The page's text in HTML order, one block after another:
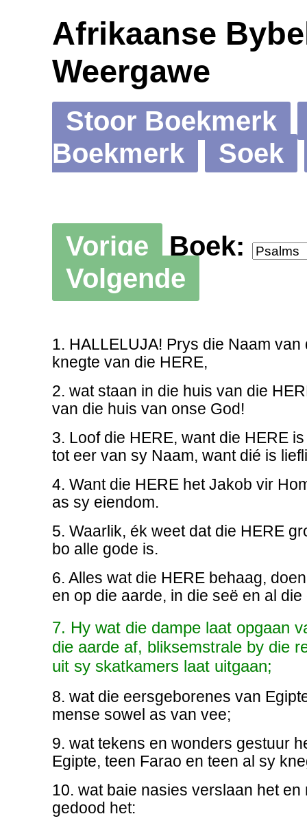
Afrikaanse
Weergawe
Stoor Boekmerk
Boekmerk
Soek
Vorige
Boek:
Volgende
1. HALLELUJA! Prys die Naam van
knegte van die HERE,
2. wat staan in die huis van die
van die huis van onse God!
3. Loof die HERE, want die HERE
tot eer van sy Naam, want dié is
4. Want die HERE het Jakob vir
as sy eiendom.
5. Waarlik, ék weet dat die HERE
bo alle gode is.
6. Alles wat die HERE behaag,
en op die aarde, in die seë en al die
7. Hy wat die dampe laat opgaan
die aarde af, bliksemstrale by die
uit sy skatkamers laat uitgaan;
8. wat die eersgeborenes van
mense sowel as van vee;
9. wat tekens en wonders gestuur
Egipte, teen Farao en teen al sy
10. wat baie nasies verslaan het en
gedood het: